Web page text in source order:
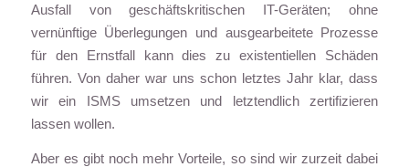
Ausfall von geschäftskritischen IT-Geräten; ohne
vernünftige Überlegungen und ausgearbeitete Prozesse
für den Ernstfall kann dies zu existentiellen Schäden
führen. Von daher war uns schon letztes Jahr klar, dass
wir ein ISMS umsetzen und letztendlich zertifizieren
lassen wollen.
Aber es gibt noch mehr Vorteile, so sind wir zurzeit dabei